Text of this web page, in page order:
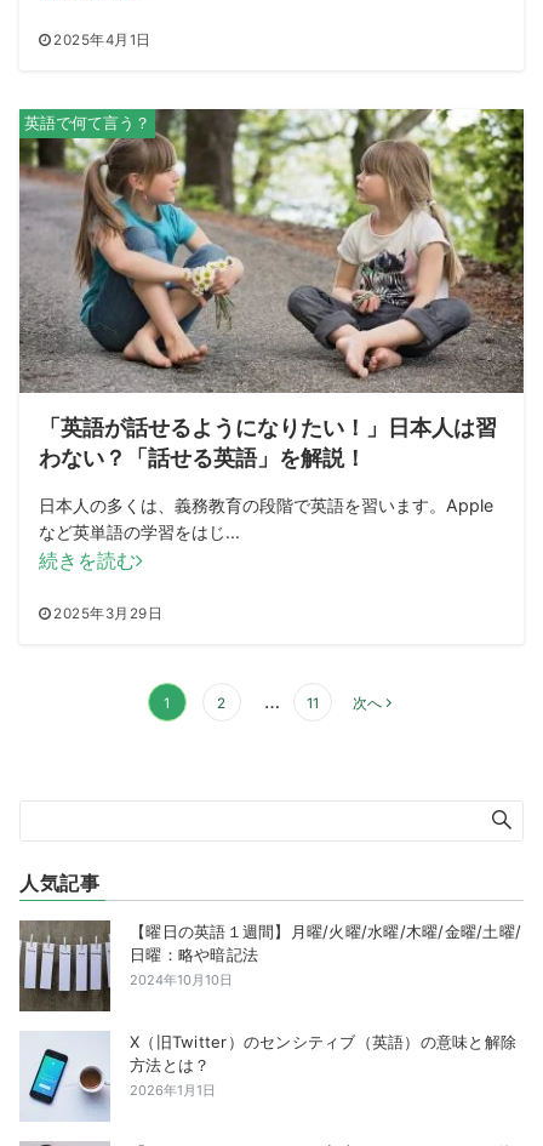
2025年4月1日
英語で何て言う？
「英語が話せるようになりたい！」日本人は習
わない？「話せる英語」を解説！
日本人の多くは、義務教育の段階で英語を習います。Apple
など英単語の学習をはじ...
2025年3月29日
続きを読む
ジ
送
り
1 2 … 11 次へ
人気記事
【曜日の英語１週間】月曜/火曜/水曜/木曜/金曜/土曜/
日曜：略や暗記法
2024年10月10日
X（旧Twitter）のセンシティブ（英語）の意味と解除
方法とは？
2026年1月1日